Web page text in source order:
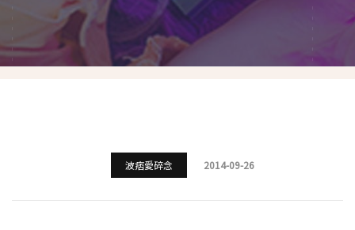
波痞愛碎念 2014-09-26